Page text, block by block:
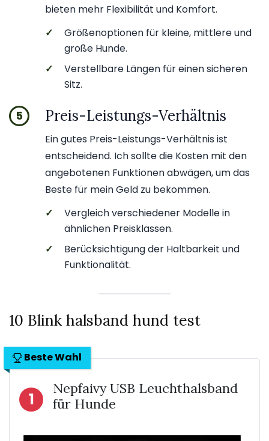
bieten mehr Flexibilität und Komfort.
✓
Größenoptionen für kleine, mittlere und
große Hunde.
✓
Verstellbare Längen für einen sicheren
Sitz.
5 Preis-Leistungs-Verhältnis
Ein gutes Preis-Leistungs-Verhältnis ist
entscheidend. Ich sollte die Kosten mit den
angebotenen Funktionen abwägen, um das
Beste für mein Geld zu bekommen.
✓
Vergleich verschiedener Modelle in
ähnlichen Preisklassen.
✓
Berücksichtigung der Haltbarkeit und
Funktionalität.
10 Blink halsband hund test
Beste Wahl
1
Nepfaivy USB Leuchthalsband
für Hunde